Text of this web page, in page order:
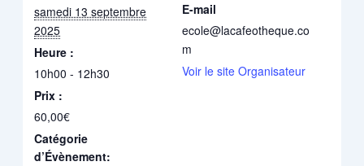
samedi 13 septembre
2025
Heure :
10h00 - 12h30
Prix :
60,00€
Catégorie
d’Évènement:
E-mail
ecole@lacafeotheque.co
m
Voir le site Organisateur